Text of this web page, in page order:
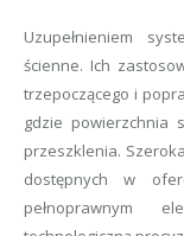
Uzupełnieniem
ścienne. Ich
trzepoczącego i
gdzie powierzchnia
przeszklenia.
dostępnych w
pełnoprawnym